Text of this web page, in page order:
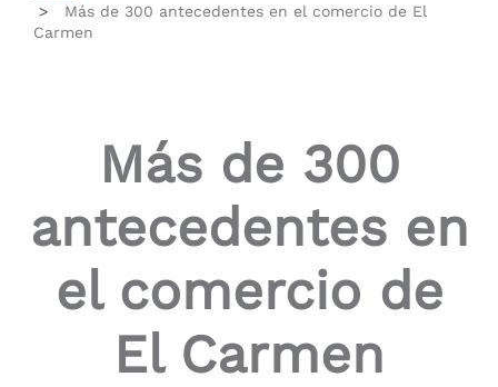
Más de 300 antecedentes en el comercio de El
Carmen
Más de 300
antecedentes en
el comercio de
El Carmen